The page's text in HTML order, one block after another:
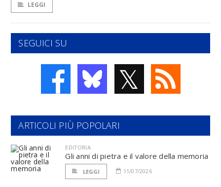
LEGGI
SEGUICI SU
𝕏
ARTICOLI PIÙ POPOLARI
EDITORIA
Gli anni di pietra e il valore della memoria
LEGGI 11/07/2026